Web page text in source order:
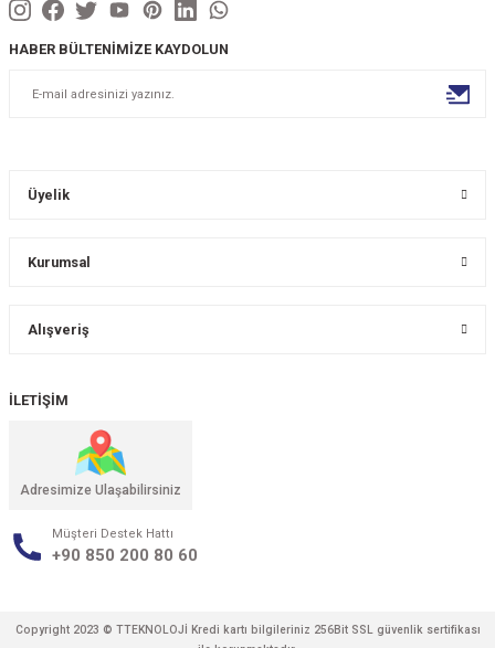
HABER BÜLTENİMİZE KAYDOLUN
Üyelik
Kurumsal
Alışveriş
İLETİŞİM
Adresimize Ulaşabilirsiniz
Müşteri Destek Hattı
+90 850 200 80 60
Copyright 2023 © TTEKNOLOJİ Kredi kartı bilgileriniz 256Bit SSL güvenlik sertifikası